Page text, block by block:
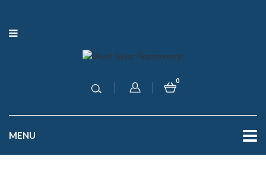
0
MENU